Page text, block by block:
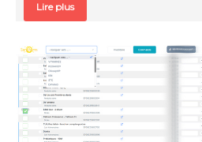
Lire plus